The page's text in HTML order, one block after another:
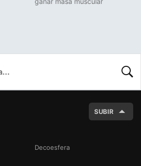
SUBIR
Decoesfera